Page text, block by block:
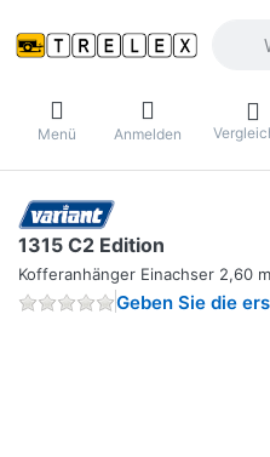
Menü Anmelden
1315 C2 Edition
Kofferanhänger Einachser 2,60 m
Geben Sie die